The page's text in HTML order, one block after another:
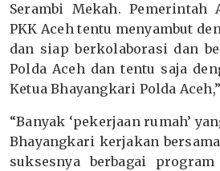
Serambi Mekah. Pemerintah
PKK Aceh tentu menyambut
dan siap berkolaborasi dan
Polda Aceh dan tentu saja
Ketua Bhayangkari Polda
“Banyak ‘pekerjaan rumah’
Bhayangkari kerjakan
suksesnya berbagai